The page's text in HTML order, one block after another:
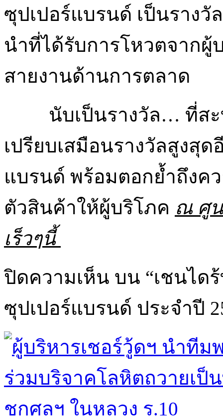
ซุปเปอร์แบรนด์ เป็นราง
นำที่ได้รับการโหวตจากผู้
สายงานด้านการตลาด
นับเป็นรางวัล… ที่ส
เปรียบเสมือนรางวัลสูงสุ
แบรนด์ พร้อมตอกย้ำถึงค
ตัวสินค้าให้ผู้บริโภค ณ ศูน
เร็วๆนี้
ปิดความเห็น บน “เชนได
ซุปเปอร์แบรนด์ ประจำปี